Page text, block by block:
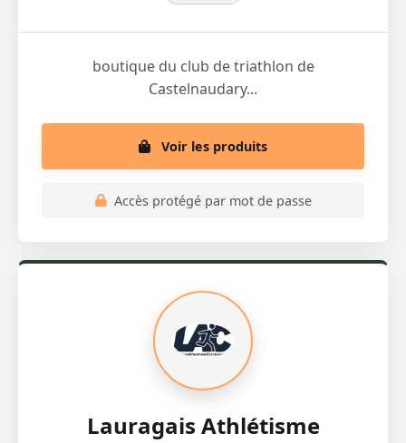
boutique du club de triathlon de
Castelnaudary...
Voir les produits
Accès protégé par mot de passe
Lauragais Athlétisme